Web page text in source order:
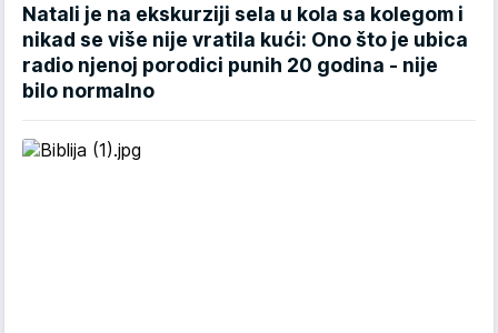
Natali je na ekskurziji sela u kola sa kolegom i
nikad se više nije vratila kući: Ono što je ubica
radio njenoj porodici punih 20 godina - nije
bilo normalno